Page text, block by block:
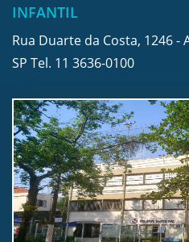
INFANTIL
Rua Duarte da Costa, 1246 -
SP Tel. 11 3636-0100